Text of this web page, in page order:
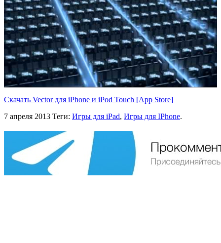
Скачать Vector для iPhone и iPod Touch [App Store]
7 апреля 2013 Теги: Игры для iPad, Игры для IPhone.